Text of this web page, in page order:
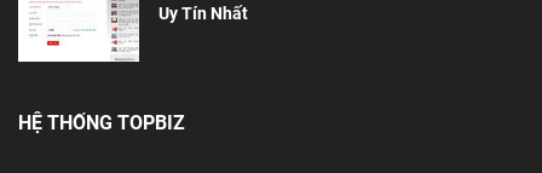
Uy Tín Nhất
HỆ THỐNG TOPBIZ